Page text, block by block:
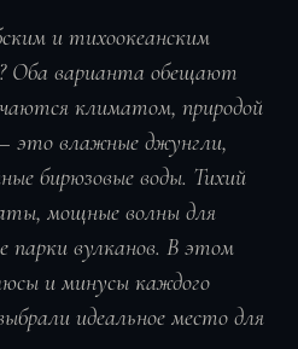
и тихоокеанским
Оба варианта обещают
климатом, природой
это влажные джунгли,
бирюзовые воды. Тихий
мощные волны для
парки вулканов. В этом
и минусы каждого
идеальное место для